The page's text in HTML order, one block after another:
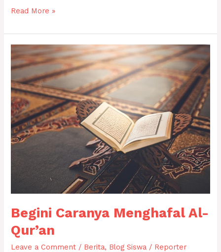
Read More »
Begini Caranya Menghafal Al-
Qur’an
Leave a Comment / Berita, Blog Siswa / Reporter
Begini
Caranya
Menghafal
Al-
Qur’an